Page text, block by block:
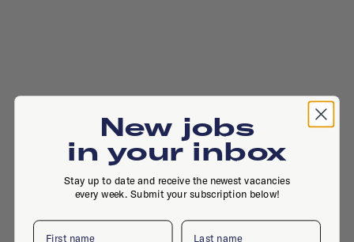
New jobs
in your inbox
Stay up to date and receive the newest vacancies
every week. Submit your subscription below!
First name Last name